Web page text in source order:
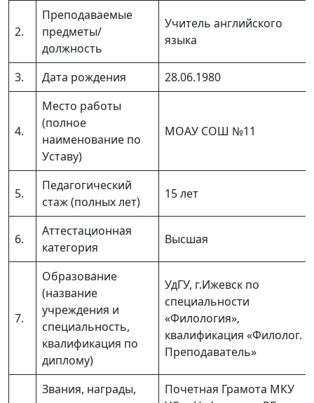
2.
Преподаваемые
предметы/
должность
Учитель английского
языка
3. Дата рождения 28.06.1980
4.
Место работы
(полное
наименование по
Уставу)
МОАУ СОШ №11
5.
Педагогический
стаж (полных лет)
15 лет
6.
Аттестационная
категория
Высшая
7.
Образование
(название
учреждения и
специальность,
квалификация по
диплому)
УдГУ, г.Ижевск по
специальности
«Филология»,
квалификация «Филолог.
Преподаватель»
Звания, награды,
Почетная Грамота МКУ